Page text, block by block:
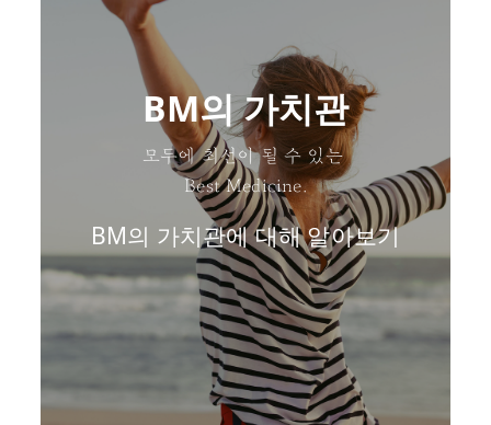
BM의 가치관
모두에 최선이 될 수 있는
Best Medicine.
BM의 가치관에 대해 알아보기